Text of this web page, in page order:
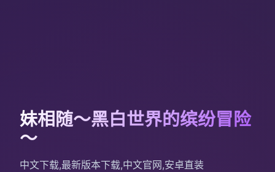
妹相随～黑白世界的缤纷冒险
～
中文下载,最新版本下载,中文官网,安卓直装